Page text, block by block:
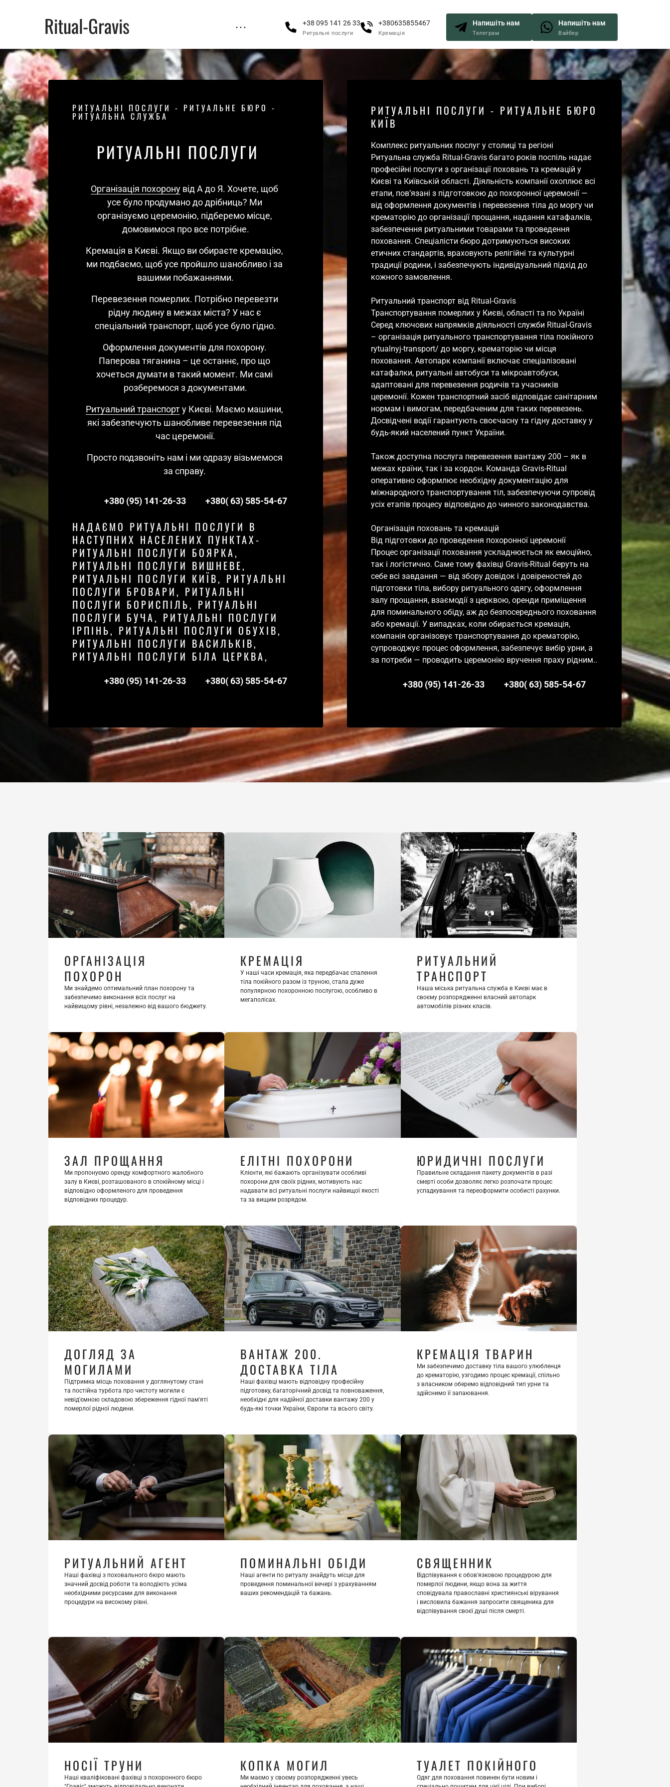
Ritual-Gravis
Ритуальні послуги Боярка
Кремація Київ
Кремація Київ
+38 095 141 26 33
Ритуальні послуги
+380635855467
Кремація
Напишіть нам
Телеграм
Напишіть нам
Вайбер
РИТУАЛЬНІ ПОСЛУГИ - РИТУАЛЬНЕ БЮРО -
РИТУАЛЬНА СЛУЖБА
РИТУАЛЬНІ ПОСЛУГИ
Організація похорону від А до Я. Хочете, щоб
усе було продумано до дрібниць? Ми
організуємо церемонію, підберемо місце,
домовимося про все потрібне.
Кремація в Києві. Якщо ви обираєте кремацію,
ми подбаємо, щоб усе пройшло шанобливо і за
вашими побажаннями.
Перевезення померлих. Потрібно перевезти
рідну людину в межах міста? У нас є
спеціальний транспорт, щоб усе було гідно.
Оформлення документів для похорону.
Паперова тяганина – це останнє, про що
хочеться думати в такий момент. Ми самі
розберемося з документами.
Ритуальний транспорт у Києві. Маємо машини,
які забезпечують шанобливе перевезення під
час церемонії.
Просто подзвоніть нам і ми одразу візьмемося
за справу.
+380 (95) 141-26-33 +380( 63) 585-54-67
НАДАЄМО РИТУАЛЬНІ ПОСЛУГИ В
НАСТУПНИХ НАСЕЛЕНИХ ПУНКТАХ-
РИТУАЛЬНІ ПОСЛУГИ БОЯРКА,
РИТУАЛЬНІ ПОСЛУГИ ВИШНЕВЕ,
РИТУАЛЬНІ ПОСЛУГИ КИЇВ, РИТУАЛЬНІ
ПОСЛУГИ БРОВАРИ, РИТУАЛЬНІ
ПОСЛУГИ БОРИСПІЛЬ, РИТУАЛЬНІ
ПОСЛУГИ БУЧА, РИТУАЛЬНІ ПОСЛУГИ
ІРПІНЬ, РИТУАЛЬНІ ПОСЛУГИ ОБУХІВ,
РИТУАЛЬНІ ПОСЛУГИ ВАСИЛЬКІВ,
РИТУАЛЬНІ ПОСЛУГИ БІЛА ЦЕРКВА,
+380 (95) 141-26-33 +380( 63) 585-54-67
РИТУАЛЬНІ ПОСЛУГИ - РИТУАЛЬНЕ БЮРО
КИЇВ
Комплекс ритуальних послуг у столиці та регіоні
Ритуальна служба Ritual-Gravis багато років поспіль надає
професійні послуги з організації поховань та кремацій у
Києві та Київській області. Діяльність компанії охоплює всі
етапи, пов’язані з підготовкою до похоронної церемонії —
від оформлення документів і перевезення тіла до моргу чи
крематорію до організації прощання, надання катафалків,
забезпечення ритуальними товарами та проведення
поховання. Спеціалісти бюро дотримуються високих
етичних стандартів, враховують релігійні та культурні
традиції родини, і забезпечують індивідуальний підхід до
кожного замовлення.
Ритуальний транспорт від Ritual-Gravis
Транспортування померлих у Києві, області та по Україні
Серед ключових напрямків діяльності служби Ritual-Gravis
– організація ритуального транспортування тіла покійного
rytualnyj-transport/ до моргу, крематорію чи місця
поховання. Автопарк компанії включає спеціалізовані
катафалки, ритуальні автобуси та мікроавтобуси,
адаптовані для перевезення родичів та учасників
церемонії. Кожен транспортний засіб відповідає санітарним
нормам і вимогам, передбаченим для таких перевезень.
Досвідчені водії гарантують своєчасну та гідну доставку у
будь-який населений пункт України.
Також доступна послуга перевезення вантажу 200 – як в
межах країни, так і за кордон. Команда Gravis-Ritual
оперативно оформлює необхідну документацію для
міжнародного транспортування тіл, забезпечуючи супровід
усіх етапів процесу відповідно до чинного законодавства.
Організація поховань та кремацій
Від підготовки до проведення похоронної церемонії
Процес організації поховання ускладнюється як емоційно,
так і логістично. Саме тому фахівці Gravis-Ritual беруть на
себе всі завдання — від збору довідок і довіреностей до
підготовки тіла, вибору ритуального одягу, оформлення
залу прощання, взаємодії з церквою, оренди приміщення
для поминального обіду, аж до безпосереднього поховання
або кремації. У випадках, коли обирається кремація,
компанія організовує транспортування до крематорію,
супроводжує процес оформлення, забезпечує вибір урни, а
за потреби — проводить церемонію вручення праху рідним..
+380 (95) 141-26-33 +380( 63) 585-54-67
ОРГАНІЗАЦІЯ
ПОХОРОН
Ми знайдемо оптимальний план похорону та
забезпечимо виконання всіх послуг на
найвищому рівні, незалежно від вашого бюджету.
КРЕМАЦІЯ
У наші часи кремація, яка передбачає спалення
тіла покійного разом із труною, стала дуже
популярною похоронною послугою, особливо в
мегаполісах.
РИТУАЛЬНИЙ
ТРАНСПОРТ
Наша міська ритуальна служба в Києві має в
своєму розпорядженні власний автопарк
автомобілів різних класів.
ЗАЛ ПРОЩАННЯ
Ми пропонуємо оренду комфортного жалобного
залу в Києві, розташованого в спокійному місці і
відповідно оформленого для проведення
відповідних процедур.
ЕЛІТНІ ПОХОРОНИ
Клієнти, які бажають організувати особливі
похорони для своїх рідних, мотивують нас
надавати всі ритуальні послуги найвищої якості
та за вищим розрядом.
ЮРИДИЧНІ ПОСЛУГИ
Правильне складання пакету документів в разі
смерті особи дозволяє легко розпочати процес
успадкування та переоформити особисті рахунки.
ДОГЛЯД ЗА
МОГИЛАМИ
Підтримка місць поховання у доглянутому стані
та постійна турбота про чистоту могили є
невід'ємною складовою збереження гідної пам'яті
померлої рідної людини.
ВАНТАЖ 200.
ДОСТАВКА ТІЛА
Наші фахівці мають відповідну професійну
підготовку, багаторічний досвід та повноваження,
необхідні для надійної доставки вантажу 200 у
будь-які точки України, Європи та всього світу.
КРЕМАЦІЯ ТВАРИН
Ми забезпечимо доставку тіла вашого улюбленця
до крематорію, узгодимо процес кремації, спільно
з власником оберемо відповідний тип урни та
здійснимо її запаювання.
РИТУАЛЬНИЙ АГЕНТ
Наші фахівці з поховального бюро мають
значний досвід роботи та володіють усіма
необхідними ресурсами для виконання
процедури на високому рівні.
ПОМИНАЛЬНІ ОБІДИ
Наші агенти по ритуалу знайдуть місце для
проведення поминальної вечері з урахуванням
ваших рекомендацій та бажань.
СВЯЩЕННИК
Відспівування є обов'язковою процедурою для
померлої людини, якщо вона за життя
сповідувала православні християнські вірування
і висловила бажання запросити священика для
відспівування своєї душі після смерті.
НОСІЇ ТРУНИ
Наші кваліфіковані фахівці з похоронного бюро
КОПКА МОГИЛ
Ми маємо у своєму розпорядженні увесь
ТУАЛЕТ ПОКІЙНОГО
Одяг для поховання повинен бути новим і